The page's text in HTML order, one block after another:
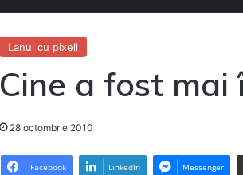
Lanul cu pixeli
Cine a fost mai
28 octombrie 2010
Facebook LinkedIn Messenger